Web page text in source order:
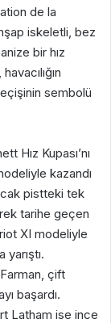
de la
iskeletli, bez
bir hız
sembolü
Hız Kupası’nı
kazandı
pistteki tek
tarihe geçen
XI modeliyle
Farman, çift
başardı.
Latham ise ince